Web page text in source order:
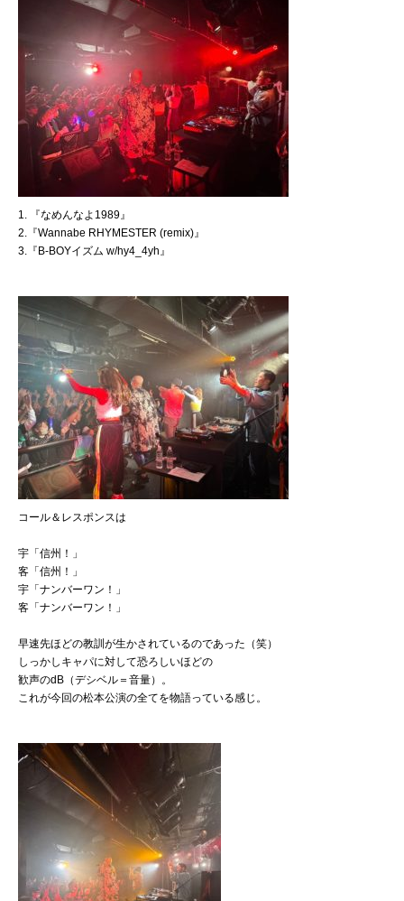
1. 『なめんなよ1989』
2.『Wannabe RHYMESTER (remix)』
3.『B-BOYイズム w/hy4_4yh』
コール＆レスポンスは
宇「信州！」
客「信州！」
宇「ナンバーワン！」
客「ナンバーワン！」
早速先ほどの教訓が生かされているのであった（笑）
しっかしキャパに対して恐ろしいほどの
歓声のdB（デシベル＝音量）。
これが今回の松本公演の全てを物語っている感じ。